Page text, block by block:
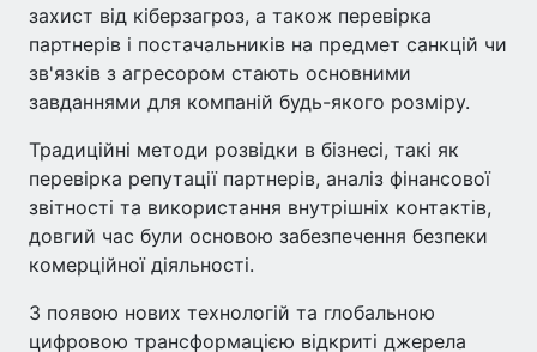
захист від кіберзагроз, а також перевірка
партнерів і постачальників на предмет санкцій чи
зв'язків з агресором стають основними
завданнями для компаній будь-якого розміру.
Традиційні методи розвідки в бізнесі, такі як
перевірка репутації партнерів, аналіз фінансової
звітності та використання внутрішніх контактів,
довгий час були основою забезпечення безпеки
комерційної діяльності.
З появою нових технологій та глобальною
цифровою трансформацією відкриті джерела